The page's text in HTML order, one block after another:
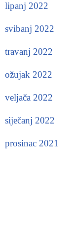
lipanj 2022
svibanj 2022
travanj 2022
ožujak 2022
veljača 2022
siječanj 2022
prosinac 2021